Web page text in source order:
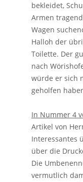
bekleidet,
Armen
Wagen
Halloh der
Toilette. Der
nach
würde er sich
geholfen
In Nummer 4
Artikel von
Interessantes
über die
Die
vermutlich